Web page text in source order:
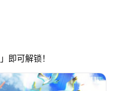
即可解锁！